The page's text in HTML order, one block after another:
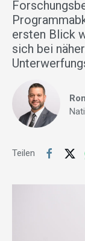
ersten Blick
sich bei
Teilen